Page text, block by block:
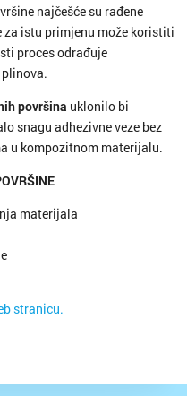
najčešće su rađene
za istu primjenu može koristiti
proces odrađuje
površina uklonilo bi
snagu adhezivne veze bez
u kompozitnom materijalu.
materijala
stranicu.